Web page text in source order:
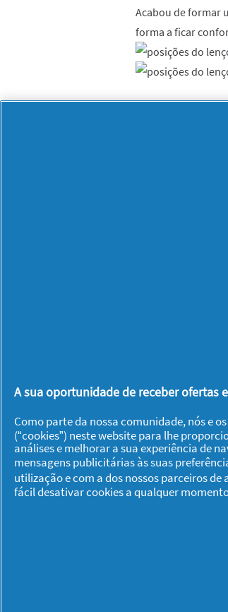
Acabou de formar
forma a ficar
Que lhe parece?
Gostou deste
comentário.
ouA maquilhagem
A sua oportunidade de receber ofertas
Como parte da nossa comunidade, nós e
(“cookies”) neste website para lhe
análises e melhorar a sua experiência de
mensagens publicitárias às suas
utilização e com a dos nossos parceiros
fácil desativar cookies a qualquer